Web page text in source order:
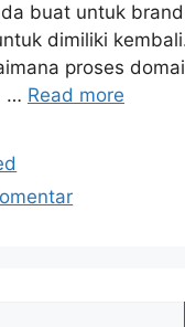
buat untuk
dimiliki
proses
… Read more